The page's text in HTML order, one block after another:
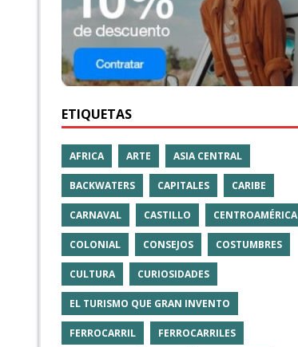
ETIQUETAS
AFRICA ARTE ASIA CENTRAL
BACKWATERS CAPITALES CARIBE
CARNAVAL CASTILLO CENTROAMÉRICA
COLONIAL CONSEJOS COSTUMBRES
CULTURA CURIOSIDADES
EL TURISMO QUE GRAN INVENTO
FERROCARRIL FERROCARRILES